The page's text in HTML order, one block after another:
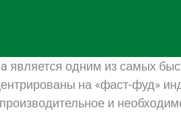
является одним из самых
на «фаст-фуд»
и